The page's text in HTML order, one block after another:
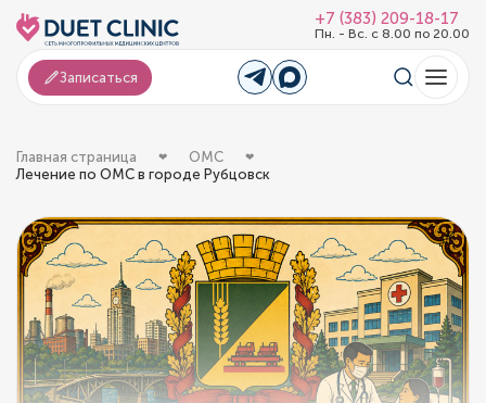
+7 (383) 209-18-17
Пн. - Вс. с 8.00 по 20.00
Записаться
Главная страница
ОМС
Лечение по ОМС в городе Рубцовск